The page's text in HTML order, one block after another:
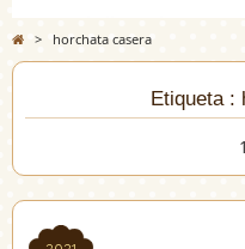
> horchata casera
Etiqueta :